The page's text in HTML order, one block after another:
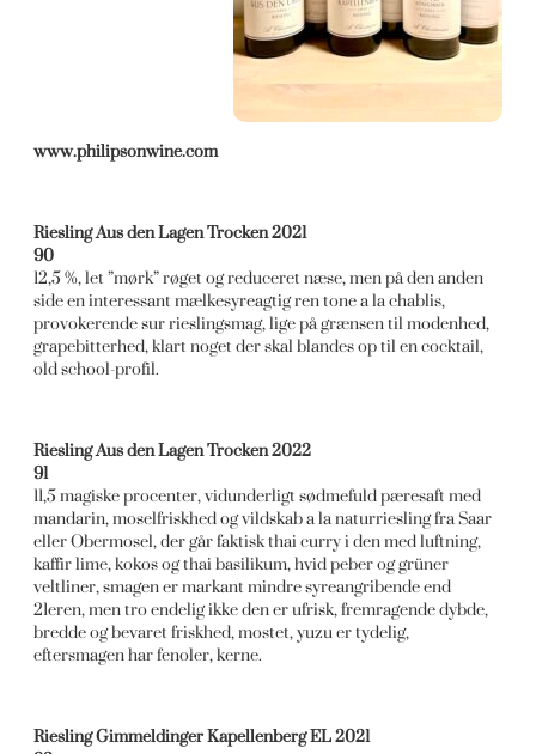
www.philipsonwine.com
Riesling Aus den Lagen Trocken 2021
90
12,5 %, let ”mørk” røget og reduceret næse, men på den anden
side en interessant mælkesyreagtig ren tone a la chablis,
provokerende sur rieslingsmag, lige på grænsen til modenhed,
grapebitterhed, klart noget der skal blandes op til en cocktail,
old school-profil.
Riesling Aus den Lagen Trocken 2022
91
11,5 magiske procenter, vidunderligt sødmefuld pæresaft med
mandarin, moselfriskhed og vildskab a la naturriesling fra Saar
eller Obermosel, der går faktisk thai curry i den med luftning,
kaffir lime, kokos og thai basilikum, hvid peber og grüner
veltliner, smagen er markant mindre syreangribende end
21eren, men tro endelig ikke den er ufrisk, fremragende dybde,
bredde og bevaret friskhed, mostet, yuzu er tydelig,
eftersmagen har fenoler, kerne.
Riesling Gimmeldinger Kapellenberg EL 2021